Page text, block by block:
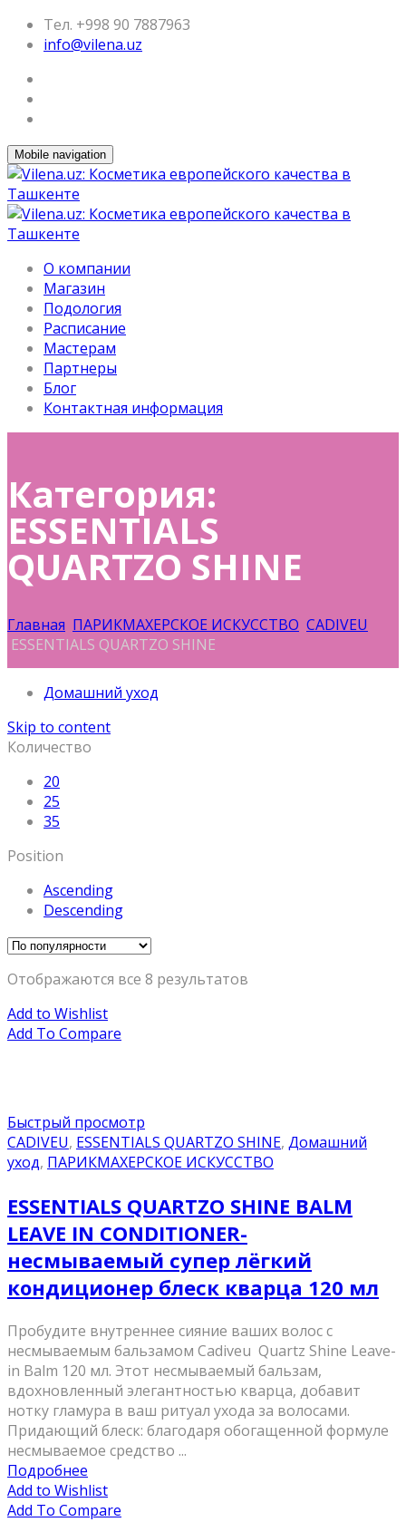
Тел. +998 90 7887963
info@vilena.uz
Mobile navigation
О компании
Магазин
Подология
Расписание
Мастерам
Партнеры
Блог
Контактная информация
Категория:
ESSENTIALS
QUARTZO SHINE
Главная ПАРИКМАХЕРСКОЕ ИСКУССТВО CADIVEU
ESSENTIALS QUARTZO SHINE
Домашний уход
Skip to content
Количество
20
25
35
Position
Ascending
Descending
Отображаются все 8 результатов
Add to Wishlist
Add To Compare
Быстрый просмотр
CADIVEU, ESSENTIALS QUARTZO SHINE, Домашний
уход, ПАРИКМАХЕРСКОЕ ИСКУССТВО
ESSENTIALS QUARTZO SHINE BALM
LEAVE IN CONDITIONER-
несмываемый супер лёгкий
кондиционер блеск кварца 120 мл
Пробудите внутреннее сияние ваших волос с
несмываемым бальзамом Cadiveu Quartz Shine Leave-
in Balm 120 мл. Этот несмываемый бальзам,
вдохновленный элегантностью кварца, добавит
нотку гламура в ваш ритуал ухода за волосами.
Придающий блеск: благодаря обогащенной формуле
несмываемое средство ...
Подробнее
Add to Wishlist
Add To Compare